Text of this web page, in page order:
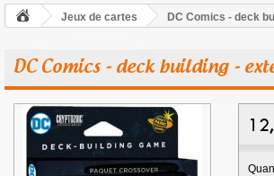
Jeux de cartes DC Comics - deck
DC Comics - deck building -